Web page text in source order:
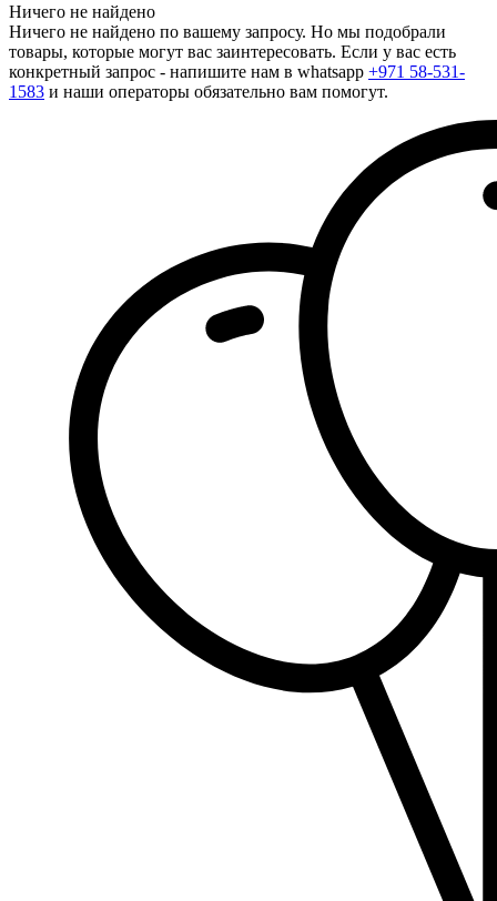
Ничего не найдено
Ничего не найдено по вашему запросу. Но мы подобрали
товары, которые могут вас заинтересовать. Если у вас есть
конкретный запрос - напишите нам в whatsapp +971 58-531-
1583 и наши операторы обязательно вам помогут.